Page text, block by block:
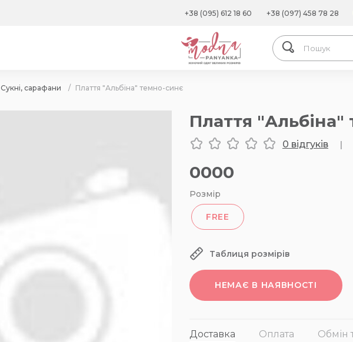
+38 (095) 612 18 60 +38 (097) 458 78 28
Сукні, сарафани / Плаття "Альбіна" темно-синє
Плаття "Альбіна"
0 відгуків |
0000
Розмір
FREE
Таблиця розмірів
НЕМАЄ В НАЯВНОСТІ
Доставка Оплата Обмін